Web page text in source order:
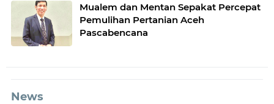
Mualem dan Mentan Sepakat Percepat
Pemulihan Pertanian Aceh
Pascabencana
News